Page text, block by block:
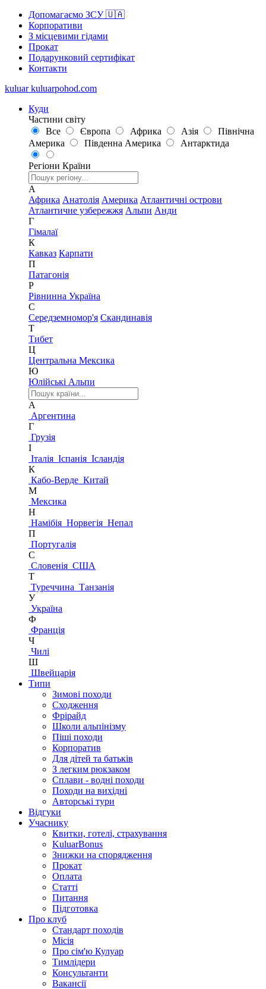
Допомагаємо ЗСУ 🇺🇦
Корпоративи
З місцевими гідами
Прокат
Подарунковий сертифікат
Контакти
kuluar kuluarpohod.com
Куди
Частини світу
Все
Європа Африка Азія
Північна
Америка
Південна Америка Антарктида
Регіони Країни
А
Африка Анатолія Америка Атлантичні острови
Атлантичне узбережжя Альпи Анди
Г
Гімалаї
К
Кавказ Карпати
П
Патагонія
Р
Рівнинна Україна
С
Середземномор'я Скандинавія
Т
Тибет
Ц
Центральна Мексика
Ю
Юлійські Альпи
А
Аргентина
Г
Грузія
І
Італія Іспанія Ісландія
К
Кабо-Верде Китай
М
Мексика
Н
Намібія Норвегія Непал
П
Португалія
С
Словенія США
Т
Туреччина Танзанія
У
Україна
Ф
Франція
Ч
Чилі
Ш
Швейцарія
Типи
Зимові походи
Сходження
Фрірайд
Школи альпінізму
Піші походи
Корпоратив
Для дітей та батьків
З легким рюкзаком
Сплави - водні походи
Походи на вихідні
Авторські тури
Відгуки
Учаснику
Квитки, готелі, страхування
KuluarBonus
Знижки на спорядження
Прокат
Оплата
Статті
Питання
Підготовка
Про клуб
Стандарт походів
Місія
Про сім'ю Кулуар
Тимлідери
Консультанти
Вакансії